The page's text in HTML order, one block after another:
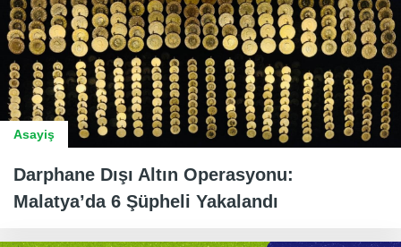
Asayiş
Darphane Dışı Altın Operasyonu:
Malatya’da 6 Şüpheli Yakalandı